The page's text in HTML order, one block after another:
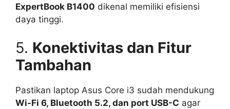
ExpertBook B1400 dikenal memiliki efisiensi
daya tinggi.
5. Konektivitas dan Fitur
Tambahan
Pastikan laptop Asus Core i3 sudah mendukung
Wi-Fi 6, Bluetooth 5.2, dan port USB-C agar